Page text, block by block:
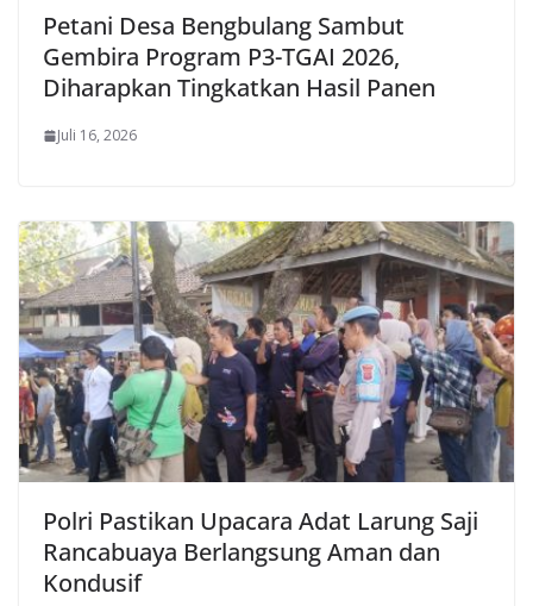
Petani Desa Bengbulang Sambut
Gembira Program P3-TGAI 2026,
Diharapkan Tingkatkan Hasil Panen
Juli 16, 2026
Polri Pastikan Upacara Adat Larung Saji
Rancabuaya Berlangsung Aman dan
Kondusif